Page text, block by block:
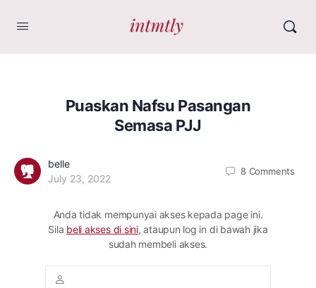
Puaskan Nafsu Pasangan
Semasa PJJ
belle
July 23, 2022
8 Comments
Anda tidak mempunyai akses kepada page ini.
Sila beli akses di sini, ataupun log in di bawah jika
sudah membeli akses.